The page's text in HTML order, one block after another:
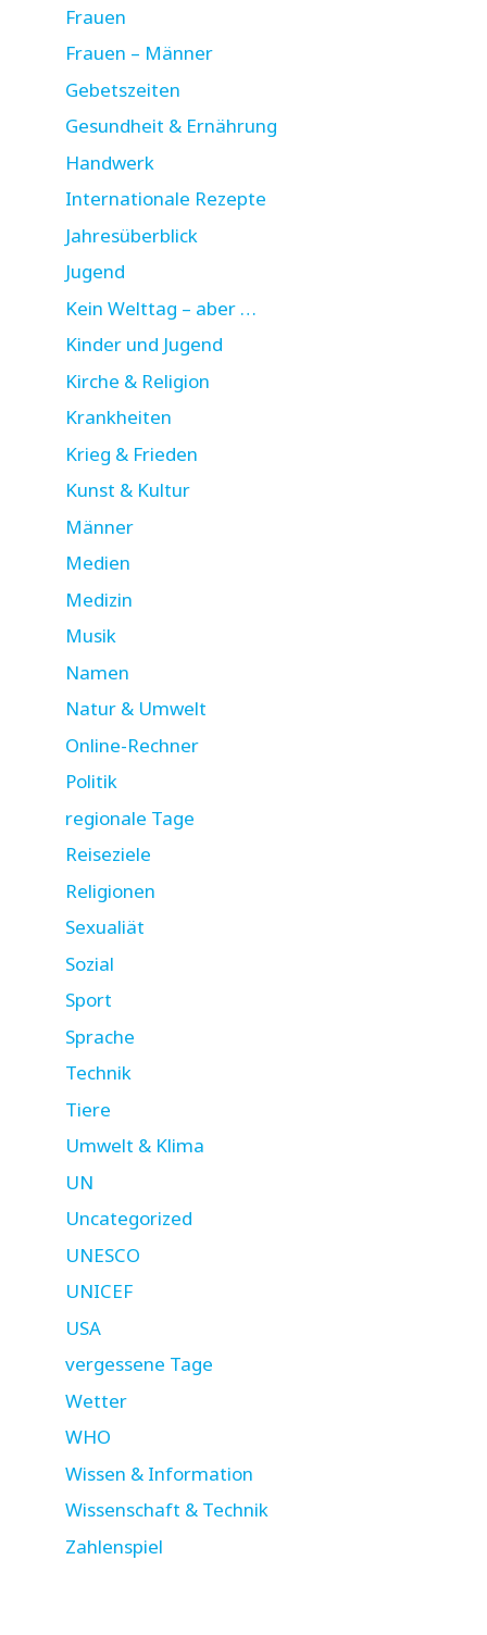
Frauen
Frauen – Männer
Gebetszeiten
Gesundheit & Ernährung
Handwerk
Internationale Rezepte
Jahresüberblick
Jugend
Kein Welttag – aber …
Kinder und Jugend
Kirche & Religion
Krankheiten
Krieg & Frieden
Kunst & Kultur
Männer
Medien
Medizin
Musik
Namen
Natur & Umwelt
Online-Rechner
Politik
regionale Tage
Reiseziele
Religionen
Sexualiät
Sozial
Sport
Sprache
Technik
Tiere
Umwelt & Klima
UN
Uncategorized
UNESCO
UNICEF
USA
vergessene Tage
Wetter
WHO
Wissen & Information
Wissenschaft & Technik
Zahlenspiel